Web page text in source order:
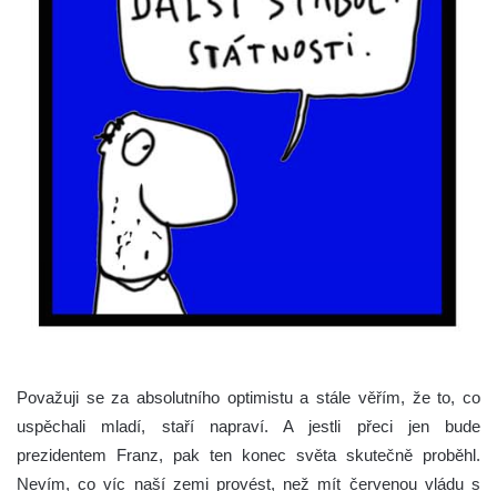
Považuji se za absolutního optimistu a stále věřím, že to, co
uspěchali mladí, staří napraví. A jestli přeci jen bude
prezidentem Franz, pak ten konec světa skutečně proběhl.
Nevím, co víc naší zemi provést, než mít červenou vládu s